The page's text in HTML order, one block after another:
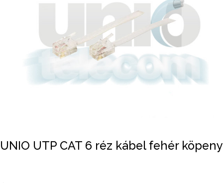
UNIO UTP CAT 6 réz kábel fehér köpeny